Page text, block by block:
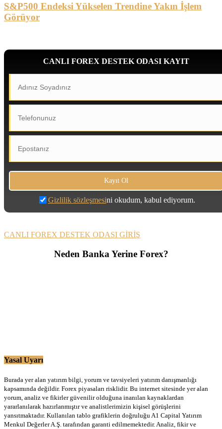
S&P500 Endeksi Yükselen Trendine Yakın İşlem
Görüyor
CANLI FOREX DESTEK ODASI KAYIT
Gizlilik sözleşmesini okudum, kabul ediyorum.
CANLI FOREX DESTEK ODASI GİRİŞ
Neden Banka Yerine Forex?
Yasal Uyarı
Burada yer alan yatırım bilgi, yorum ve tavsiyeleri yatırım danışmanlığı
kapsamında değildir. Forex piyasaları risklidir. Bu internet sitesinde yer alan
yorum, analiz ve fikirler güvenilir olduğuna inanılan kaynaklardan
yararlanılarak hazırlanmıştır ve analistlerimizin kişisel görüşlerini
yansıtmaktadır. Kullanılan tablo grafiklerin doğruluğu A1 Capital Yatırım
Menkul Değerler A.Ş. tarafından garanti edilmemektedir. Analiz, fikir ve